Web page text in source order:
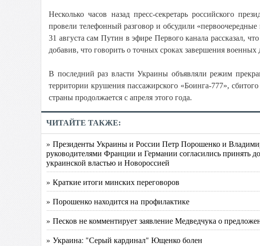
Несколько часов назад пресс-секретарь российского
провели телефонный разговор и обсудили
31 августа сам Путин в эфире Первого канала рассказал,
добавив, что говорить о точных сроках завершения
В последний раз власти Украины объявляли режим
территории крушения пассажирского «Боинга-777»,
страны продолжается с апреля этого года.
ЧИТАЙТЕ ТАКЖЕ:
» Президенты Украины и России Петр Порошенко и
руководителями Франции и Германии согласились принять
украинской властью и Новороссией
» Краткие итоги минских переговоров
» Порошенко находится на профилактике
» Песков не комментирует заявление Медведчука о
» Украина: "Серый кардинал" Ющенко болен